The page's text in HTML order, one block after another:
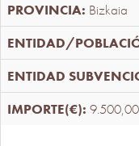
Bizkaia
9.500,00